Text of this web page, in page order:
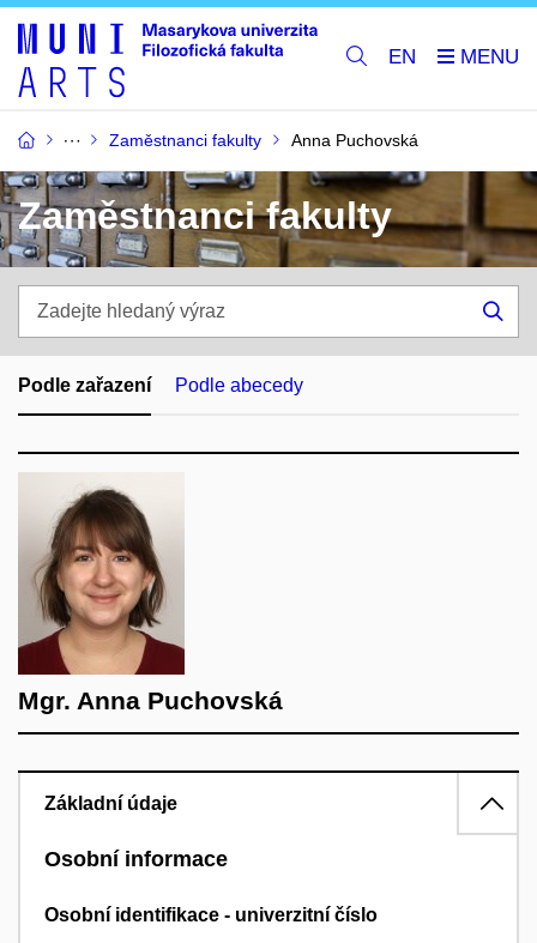
EN
Zaměstnanci fakulty Anna Puchovská
Zaměstnanci fakulty
hledaný
výraz
Podle zařazení Podle abecedy
Mgr. Anna Puchovská
Základní údaje
Osobní informace
Osobní identifikace - univerzitní číslo